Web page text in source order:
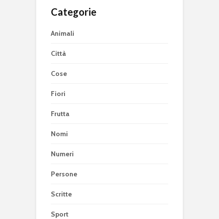
Categorie
Animali
Città
Cose
Fiori
Frutta
Nomi
Numeri
Persone
Scritte
Sport